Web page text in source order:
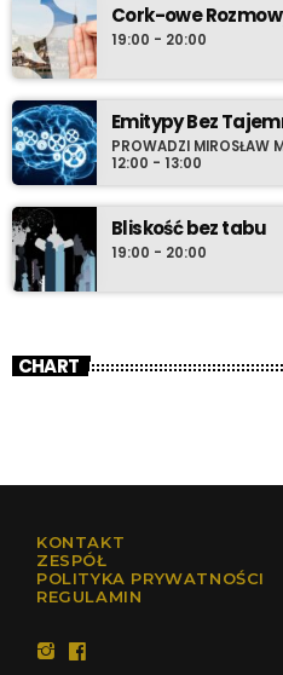
Cork-owe
19:00 - 20:00
Emitypy Bez
PROWADZI MIROSŁAW
12:00 - 13:00
Bliskość bez tabu
19:00 - 20:00
CHART
KONTAKT
ZESPÓŁ
POLITYKA PRYWATNOŚCI
REGULAMIN